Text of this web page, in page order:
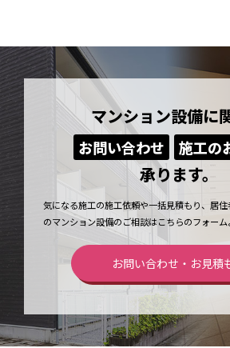
マンション設備に
お問い合わせ 施工の
承ります。
気になる施工の施工依頼や一括見積もり、居
のマンション設備のご相談はこちらのフォーム
お問い合わせ・お見積